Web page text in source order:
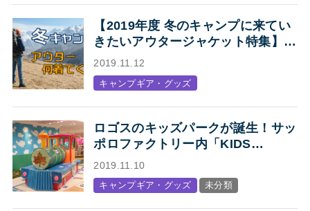
【2019年度 冬のキャンプに来てい
きたいアウタージャケット特集】キ
ャンプ・アウトドアにオススメの、
人気アウトドアブランド各社のジャ
ケットまとめ【Mens】
2019.11.12
キャンプギア・グッズ
ロゴスのキッズパークが誕生！サッ
ポロファクトリー内「KIDS
STATION produced by LOGOS」
オープン
2019.11.10
キャンプギア・グッズ 未分類